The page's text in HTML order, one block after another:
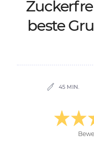
bes­te
45 MIN.